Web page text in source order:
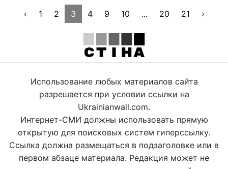
‹ 1 2 3 4 9 10 ... 20 21 ›
Использование любых материалов сайта
разрешается при условии ссылки на
Ukrainianwall.com.
Интернет-СМИ должны использовать прямую
открытую для поисковых систем гиперссылку.
Ссылка должна размещаться в подзаголовке или в
первом абзаце материала. Редакция может не